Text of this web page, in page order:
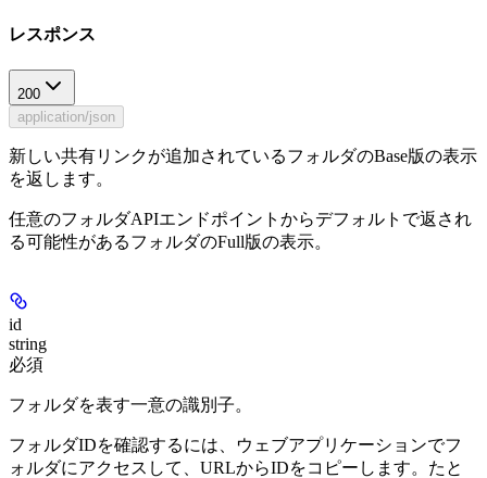
レスポンス
200
application/json
新しい共有リンクが追加されているフォルダのBase版の表示
を返します。
任意のフォルダAPIエンドポイントからデフォルトで返され
る可能性があるフォルダのFull版の表示。
id
string
必須
フォルダを表す一意の識別子。
フォルダIDを確認するには、ウェブアプリケーションでフ
ォルダにアクセスして、URLからIDをコピーします。たと